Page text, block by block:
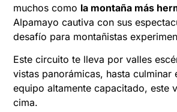
muchos como la montaña más
Alpamayo cautiva con sus
desafío para montañistas
Este circuito te lleva por valles
vistas panorámicas, hasta
equipo altamente capacitado, este
cima.